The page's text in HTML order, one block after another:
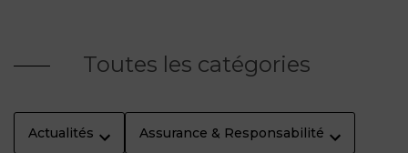
Toutes les catégories
Actualités Assurance & Responsabilité